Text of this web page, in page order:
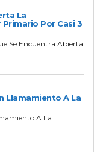
La
Por Casi 3
Se Encuentra Abierta
Llamamiento A La
A La